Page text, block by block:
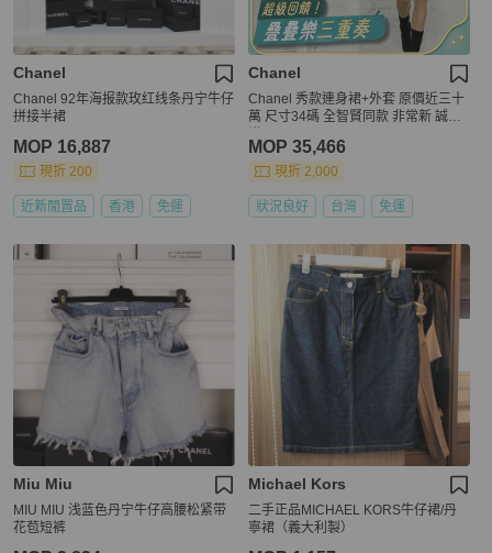
Chanel
Chanel 92年海报款玫红线条丹宁牛仔
拼接半裙
MOP 16,887
現折 200
近新閒置品 香港 免運
Chanel
Chanel 秀款連身裙+外套 原價近三十
萬 尺寸34碼 全智賢同款 非常新 誠可
MOP 35,466
現折 2,000
狀況良好 台灣 免運
Miu Miu
MIU MIU 浅蓝色丹宁牛仔高腰松紧带
花苞短裤
Michael Kors
二手正品MICHAEL KORS牛仔裙/丹
寧裙（義大利製）